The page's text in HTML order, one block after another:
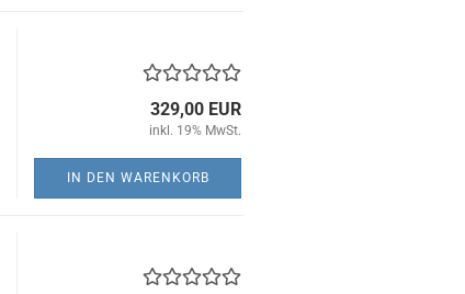
329,00 EUR
inkl. 19% MwSt.
IN DEN WARENKORB